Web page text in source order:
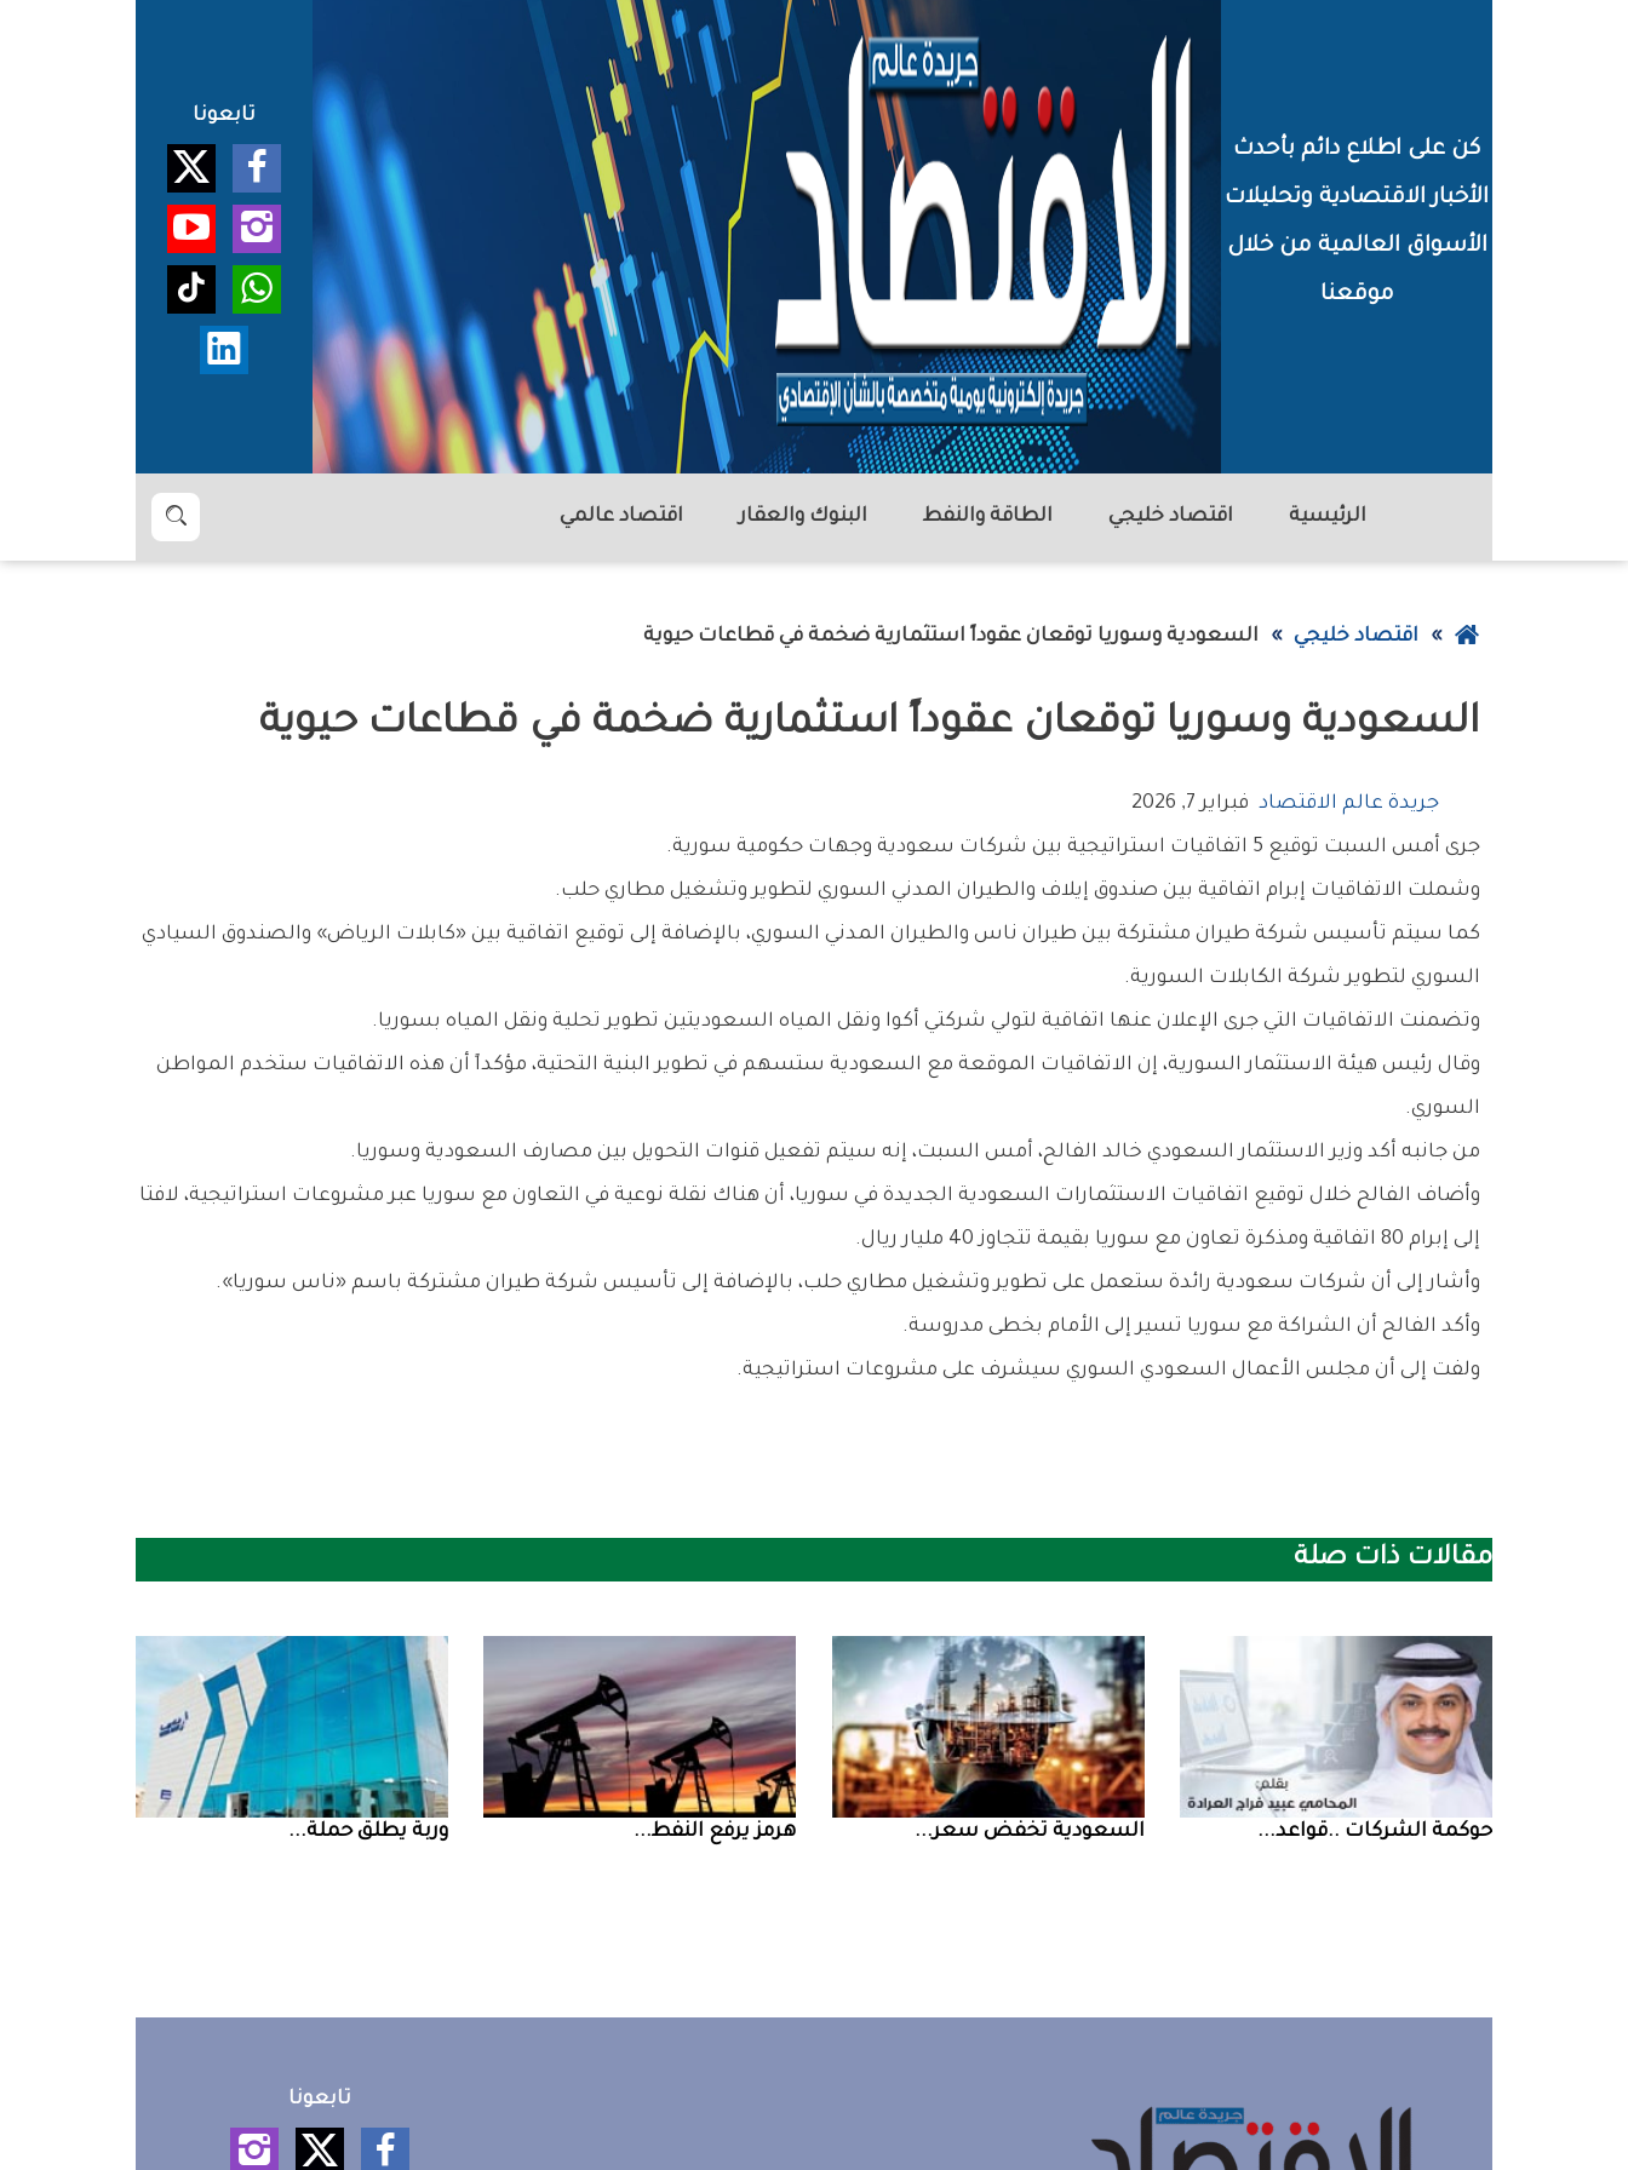
كن على اطلاع دائم بأحدث
الأخبار الاقتصادية وتحليلات
الأسواق العالمية من خلال
موقعنا
تابعونا
الرئيسية اقتصاد خليجي الطاقة والنفط البنوك والعقار اقتصاد عالمي بحث
عودة
الصفحة
اقتصاد خليجي السعودية وسوريا توقعان عقوداً استثمارية ضخمة في قطاعات حيوية
السعودية وسوريا توقعان عقوداً استثمارية ضخمة في قطاعات حيوية
جريدة عالم الاقتصاد فبراير 7, 2026
جرى أمس السبت توقيع 5 اتفاقيات استراتيجية بين شركات سعودية وجهات حكومية سورية.
وشملت الاتفاقيات إبرام اتفاقية بين صندوق إيلاف والطيران المدني السوري لتطوير وتشغيل مطاري حلب.
كما سيتم تأسيس شركة طيران مشتركة بين طيران ناس والطيران المدني السوري، بالإضافة إلى توقيع اتفاقية بين «كابلات الرياض» والصندوق السيادي
السوري لتطوير شركة الكابلات السورية.
وتضمنت الاتفاقيات التي جرى الإعلان عنها اتفاقية لتولي شركتي أكوا ونقل المياه السعوديتين تطوير تحلية ونقل المياه بسوريا.
وقال رئيس هيئة الاستثمار السورية، إن الاتفاقيات الموقعة مع السعودية ستسهم في تطوير البنية التحتية، مؤكداً أن هذه الاتفاقيات ستخدم المواطن
السوري.
من جانبه أكد وزير الاستثمار السعودي خالد الفالح، أمس السبت، إنه سيتم تفعيل قنوات التحويل بين مصارف السعودية وسوريا.
وأضاف الفالح خلال توقيع اتفاقيات الاستثمارات السعودية الجديدة في سوريا، أن هناك نقلة نوعية في التعاون مع سوريا عبر مشروعات استراتيجية، لافتا
إلى إبرام 80 اتفاقية ومذكرة تعاون مع سوريا بقيمة تتجاوز 40 مليار ريال.
وأشار إلى أن شركات سعودية رائدة ستعمل على تطوير وتشغيل مطاري حلب، بالإضافة إلى تأسيس شركة طيران مشتركة باسم «ناس سوريا».
وأكد الفالح أن الشراكة مع سوريا تسير إلى الأمام بخطى مدروسة.
ولفت إلى أن مجلس الأعمال السعودي السوري سيشرف على مشروعات استراتيجية.
مقالات ذات صلة
حوكمة‭ ‬الشركات‭.. ‬قواعد‭ ... السعودية‭ ‬تخفض‭ ‬سعر‭ ... ‮‬هرمز‮‬‭ ‬يرفع‭ ‬النفط‭ ... ‮‬وربة‮‬‭ ‬يطلق‭ ‬حملة‭ ...
تابعونا